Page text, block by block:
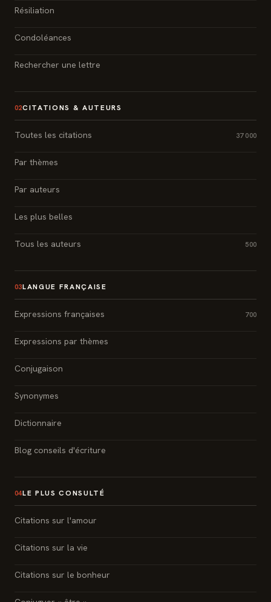
Résiliation
Condoléances
Rechercher une lettre
02CITATIONS & AUTEURS
Toutes les citations 37 000
Par thèmes
Par auteurs
Les plus belles
Tous les auteurs 500
03LANGUE FRANÇAISE
Expressions françaises 700
Expressions par thèmes
Conjugaison
Synonymes
Dictionnaire
Blog conseils d'écriture
04LE PLUS CONSULTÉ
Citations sur l'amour
Citations sur la vie
Citations sur le bonheur